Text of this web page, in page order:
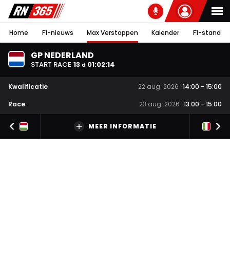
Home F1-nieuws Max Verstappen Kalender F1-stand
GP NEDERLAND
START RACE 13 d 01:02:13
Kwalificatie 22 aug. 2026 14:00 - 15:00
Race
23 aug. 2026 13:00 - 15:00
MEER INFORMATIE